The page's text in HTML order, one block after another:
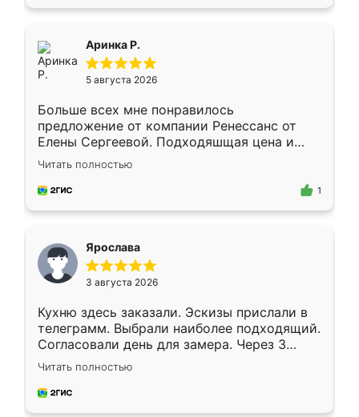
Аринка Р.
5 августа 2026
Больше всех мне понравилось
предложение от компании Ренессанс от
Елены Сергеевой. Подходяшщая цена и
короткие сроки изготовления. Приехавший
для замера сотрудник Владислав
предложил по моему эскизу самый
Читать полностью
1
Ярослава
3 августа 2026
Кухню здесь заказали. Эскизы прислали в
телеграмм. Выбрали наиболее подходящий.
Согласовали день для замера. Через 3
недели кухня была уже готова. Остались
довольны работой. Спасибо Ренессанс
мебель за качественную работу!
Читать полностью